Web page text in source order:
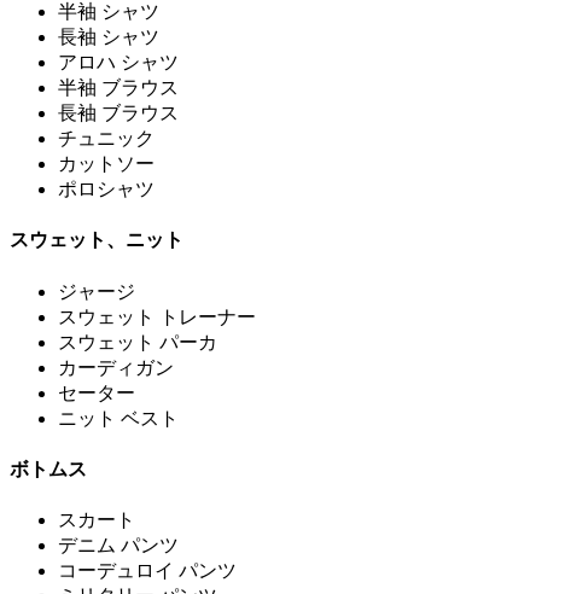
半袖 シャツ
長袖 シャツ
アロハ シャツ
半袖 ブラウス
長袖 ブラウス
チュニック
カットソー
ポロシャツ
スウェット、ニット
ジャージ
スウェット トレーナー
スウェット パーカ
カーディガン
セーター
ニット ベスト
ボトムス
スカート
デニム パンツ
コーデュロイ パンツ